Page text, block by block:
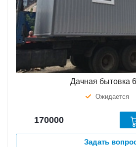
Дачная бытовка
Ожидается
170000
Задать